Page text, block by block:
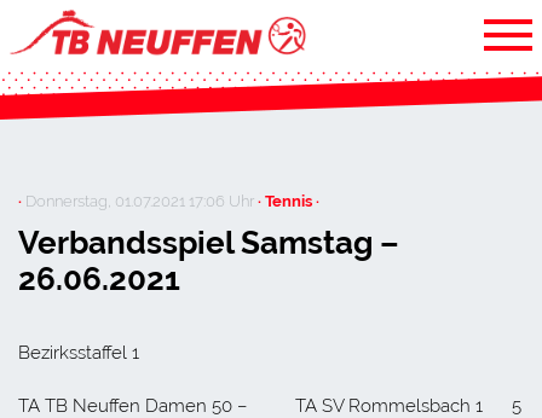
· Donnerstag, 01.07.2021 17:06 Uhr· Tennis ·
Verbandsspiel Samstag –
26.06.2021
Bezirksstaffel 1
TA TB Neuffen Damen 50 – TA SV Rommelsbach 1 5